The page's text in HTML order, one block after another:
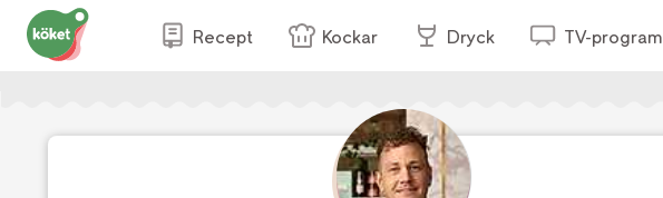
Recept Kockar Dryck TV-program